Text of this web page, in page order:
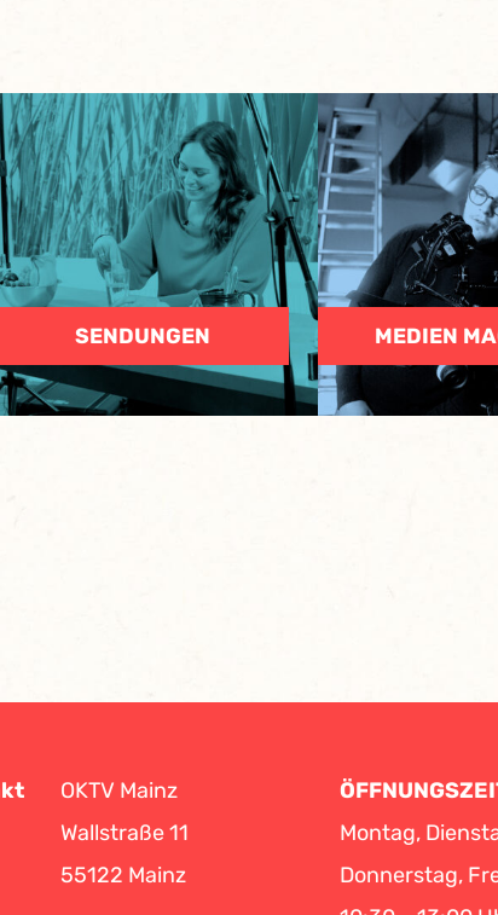
SENDUNGEN MEDIEN
OKTV Mainz
Wallstraße 11
55122 Mainz
Montag,
Donnerstag,